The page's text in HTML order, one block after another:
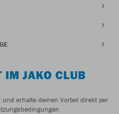
IM JAKO CLUB
und erhalte deinen Vorteil direkt per